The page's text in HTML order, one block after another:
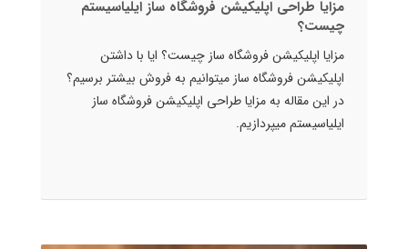
مزایا طراحی اپلیکیشن فروشگاه ساز ایلیاسیستم
چیست؟
مزایا اپلیکیشن فروشگاه ساز چیست؟ ایا با داشتن
اپلیکیشن فروشگاه ساز میتوانیم به فروش بیشتر برسیم؟
در این مقاله به مزایا طراحی اپلیکیشن فروشگاه ساز
ایلیاسیستم میپردازیم.